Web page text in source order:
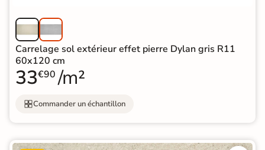
Carrelage sol extérieur effet pierre Dylan gris R11
60x120 cm
33€90 /m²
Commander un échantillon